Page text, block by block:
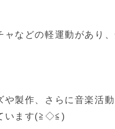
などの軽運動があり
製作、さらに音楽活
います(≧◇≦)